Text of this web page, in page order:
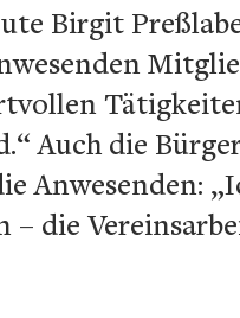
Birgit
Auch die
Anwesenden:
– die